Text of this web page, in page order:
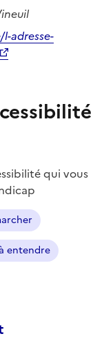
adresse-
qui vous
entendre